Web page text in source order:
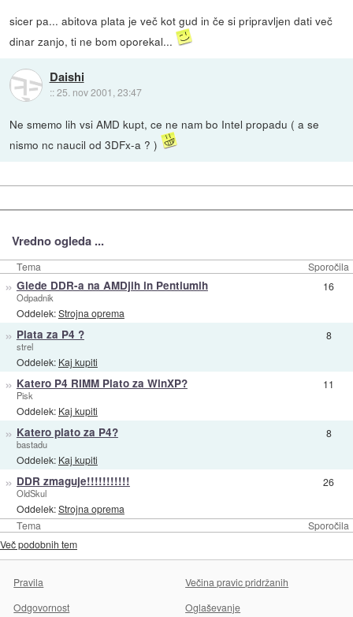
sicer pa... abitova plata je več kot gud in če si pripravljen dati več
dinar zanjo, ti ne bom oporekal...
Daishi
::25. nov 2001, 23:47
Ne smemo lih vsi AMD kupt, ce ne nam bo Intel propadu ( a se
nismo nc naucil od 3DFx-a ? )
Vredno ogleda ...
Tema Sporočila
Tema Sporočila
» Glede DDR-a na AMDjih in Pentiumih
Odpadnik
Oddelek:Strojna oprema
16
» Plata za P4 ?
strel
Oddelek: Kaj kupiti
8
» Katero P4 RIMM Plato za WinXP?
Pisk
Oddelek: Kaj kupiti
11
» Katero plato za P4?
bastadu
Oddelek: Kaj kupiti
8
» DDR zmaguje!!!!!!!!!!!
OldSkul
Oddelek:Strojna oprema
26
Več podobnih tem
Pravila
Večina pravic pridržanih
Odgovornost
Oglaševanje